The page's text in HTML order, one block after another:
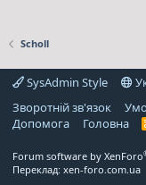
Scholl
SysAdmin Style
Зворотній зв'язок
Дoпoмoга
Головна
Forum software by XenForo
Переклад: xen-foro.com.ua